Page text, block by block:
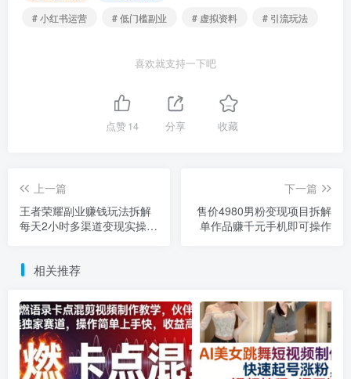
# 小红书运营
# 低门槛副业 # 虚拟资料 # 引流玩法
喜欢就支持一下吧
点赞14 分享 收藏
上一篇
王者荣耀副业赚钱玩法拆解
每天2小时多渠道变现实操教
下一篇
售价4980男粉变现项目拆解
单作品赚千元手机即可操作
相关推荐